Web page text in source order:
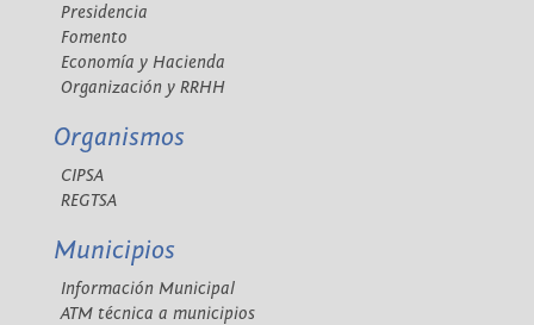
Presidencia
Fomento
Economía y Hacienda
Organización y RRHH
Organismos
CIPSA
REGTSA
Municipios
Información Municipal
ATM técnica a municipios